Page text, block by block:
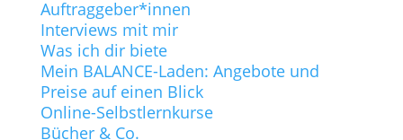
Auftraggeber*innen
Interviews mit mir
Was ich dir biete
Mein BALANCE-Laden: Angebote und
Preise auf einen Blick
Online-Selbstlernkurse
Bücher & Co.